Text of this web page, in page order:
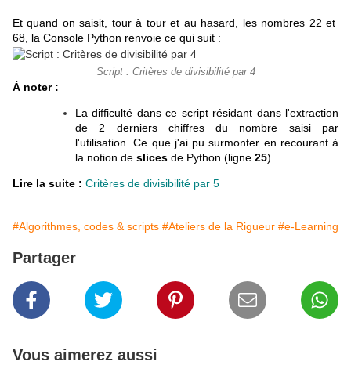
Et quand on saisit, tour à tour et au hasard, les nombres 22 et
68, la Console Python renvoie ce qui suit :
Script : Critères de divisibilité par 4
À noter :
La difficulté dans ce script résidant dans l'extraction
de 2 derniers chiffres du nombre saisi par
l'utilisation. Ce que j'ai pu surmonter en recourant à
la notion de slices de Python (ligne 25).
Lire la suite : Critères de divisibilité par 5
#Algorithmes, codes & scripts #Ateliers de la Rigueur #e-Learning
Partager
Vous aimerez aussi